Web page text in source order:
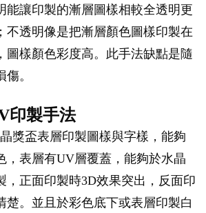
能讓印製的漸層圖樣相較全透明更
不透明像是把漸層顏色圖樣印製在
圖樣顏色彩度高。此手法缺點是隨
。
印製手法
獎盃表層印製圖樣與字樣，能夠
，表層有UV層覆蓋，能夠於水晶
，正面印製時3D效果突出，反面印
楚。並且於彩色底下或表層印製白